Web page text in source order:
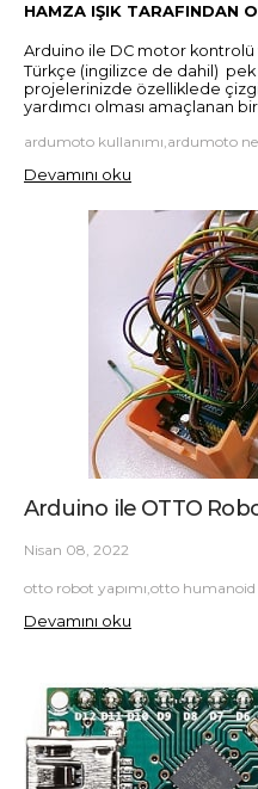
HAMZA IŞIK TARAFINDAN
Arduino ile DC motor kontrolü
Türkçe (ingilizce de dahil) pek
projelerinizde özelliklede
yardımcı olması amaçlanan
Devamını oku
Arduino ile OTTO
Nisan 08, 2022
otto robot yapımı,otto humanoid
Devamını oku